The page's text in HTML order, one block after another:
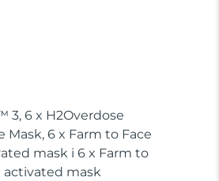
3, 6 x H2Overdose
Mask, 6 x Farm to Face
mask i 6 x Farm to
activated mask